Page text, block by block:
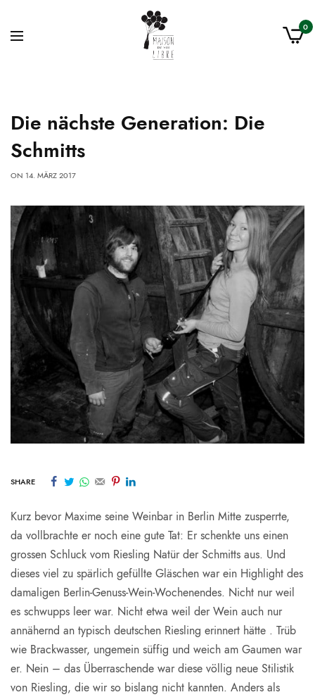
0
Die nächste Generation: Die
Schmitts
ON 14. MÄRZ 2017
SHARE
Kurz bevor Maxime seine Weinbar in Berlin Mitte zusperrte,
da vollbrachte er noch eine gute Tat: Er schenkte uns einen
grossen Schluck vom Riesling Natür der Schmitts aus. Und
dieses viel zu spärlich gefüllte Gläschen war ein Highlight des
damaligen Berlin-Genuss-Wein-Wochenendes. Nicht nur weil
es schwupps leer war. Nicht etwa weil der Wein auch nur
annähernd an typisch deutschen Riesling erinnert hätte . Trüb
wie Brackwasser, ungemein süffig und weich am Gaumen war
er. Nein – das Überraschende war diese völlig neue Stilistik
von Riesling, die wir so bislang nicht kannten. Anders als